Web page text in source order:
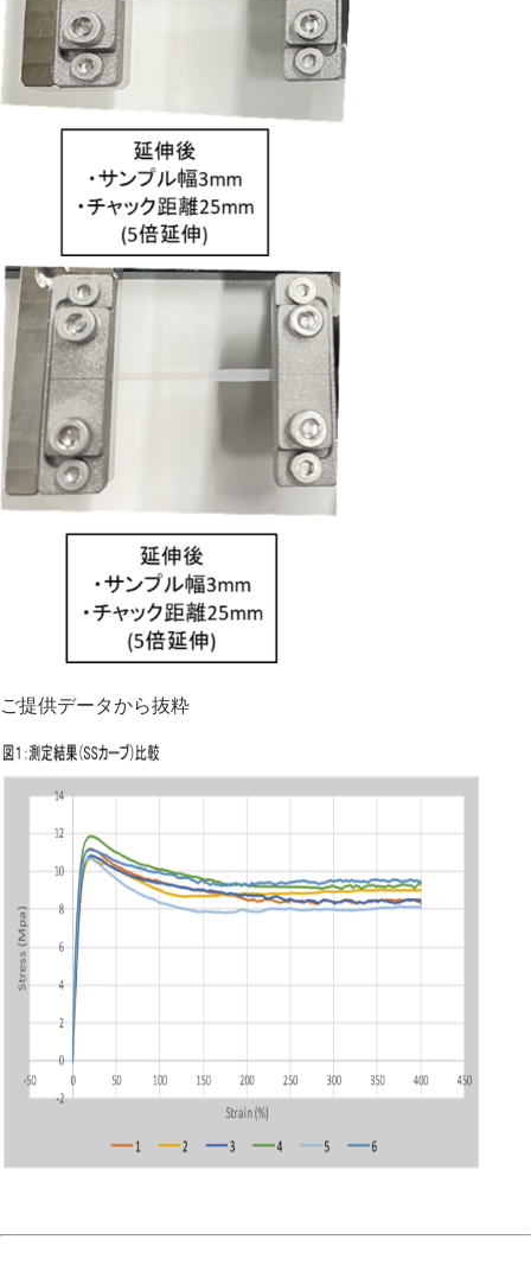
ご提供データから抜粋